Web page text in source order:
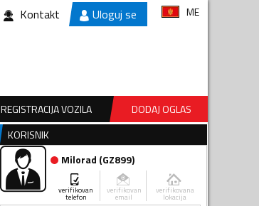
Kontakt Uloguj se ME
REGISTRACIJA VOZILA
DODAJ OGLAS
KORISNIK
Milorad (GZ899)
verifikovan
telefon
verifikovan
email
verifikovana
lokacija